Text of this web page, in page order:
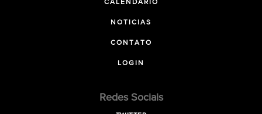
CALENDÁRIO
NOTICIAS
CONTATO
LOGIN
Redes Sociais